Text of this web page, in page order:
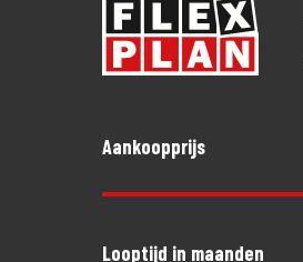
Aankoopprijs
Looptijd in maanden